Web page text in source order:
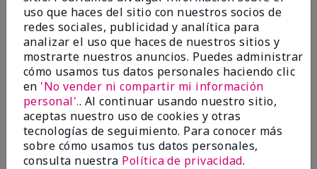
5
Wonderful Product
EnviadoHace 1 año
porSunshine
de Chesapeake, VA
Comprador verificado
Evaluado en
marykay.com/en-us/
Comentarios sobre Mary Kay® Berry & Vanilla
uso que haces del sitio con nuestros socios de
redes sociales, publicidad y analítica para
analizar el uso que haces de nuestros sitios y
mostrarte nuestros anuncios. Puedes administrar
cómo usamos tus datos personales haciendo clic
en 'No vender ni compartir mi información
personal'.. Al continuar usando nuestro sitio,
aceptas nuestro uso de cookies y otras
tecnologías de seguimiento. Para conocer más
sobre cómo usamos tus datos personales,
consulta nuestra Política de privacidad.